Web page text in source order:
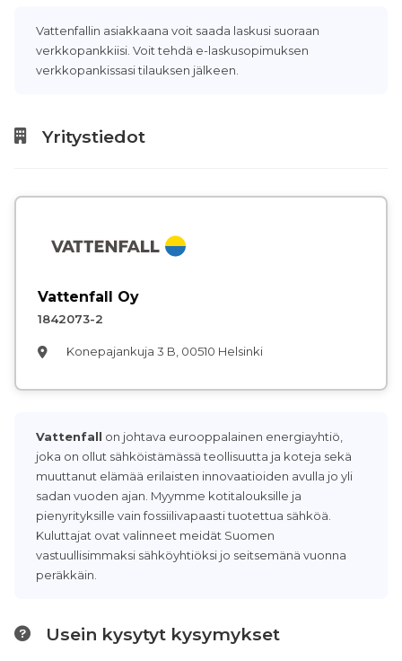
Vattenfallin asiakkaana voit saada laskusi suoraan
verkkopankkiisi. Voit tehdä e-laskusopimuksen
verkkopankissasi tilauksen jälkeen.
Yritystiedot
Vattenfall Oy
1842073-2
Konepajankuja 3 B, 00510 Helsinki
Vattenfall on johtava eurooppalainen energiayhtiö,
joka on ollut sähköistämässä teollisuutta ja koteja sekä
muuttanut elämää erilaisten innovaatioiden avulla jo yli
sadan vuoden ajan. Myymme kotitalouksille ja
pienyrityksille vain fossiilivapaasti tuotettua sähköä.
Kuluttajat ovat valinneet meidät Suomen
vastuullisimmaksi sähköyhtiöksi jo seitsemänä vuonna
peräkkäin.
Usein kysytyt kysymykset